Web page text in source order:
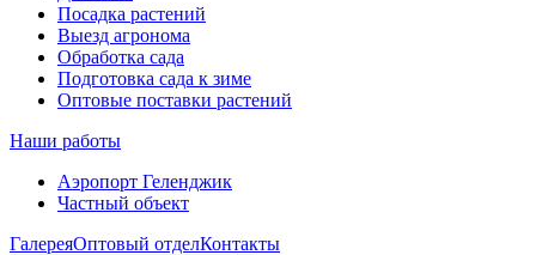
Посадка растений
Выезд агронома
Обработка сада
Подготовка сада к зиме
Оптовые поставки растений
Наши работы
Аэропорт Геленджик
Частный объект
ГалереяОптовый отделКонтакты